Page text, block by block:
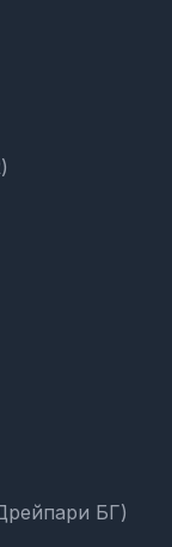
БГ)